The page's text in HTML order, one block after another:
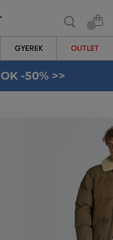
GYEREK OUTLET
-50% >>